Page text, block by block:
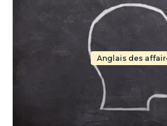
Anglais des